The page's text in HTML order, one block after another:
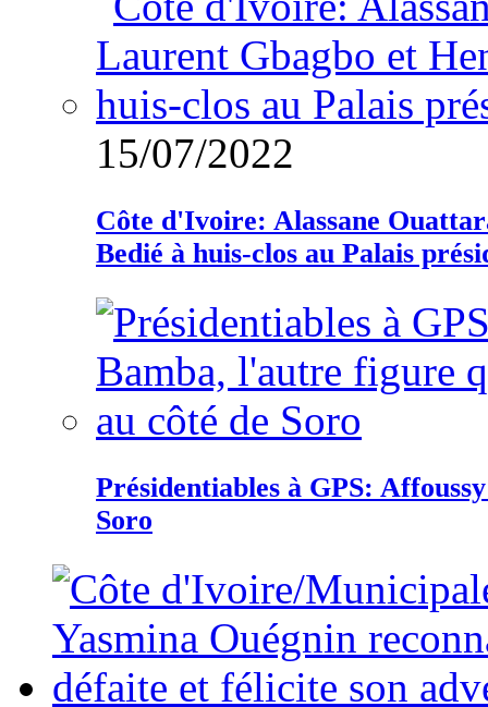
15/07/2022
Côte d'Ivoire: Alassane
Bedié à huis-clos au Palais
Présidentiables à GPS:
Soro